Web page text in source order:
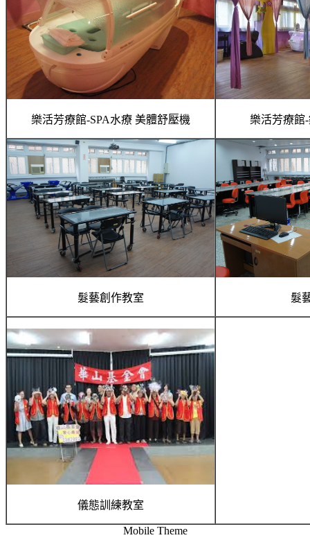
樂活芳療館-SPA水療 美體舒壓機 樂活芳療館
髮藝創作教室 髮
儀態訓練教室
Mobile Theme